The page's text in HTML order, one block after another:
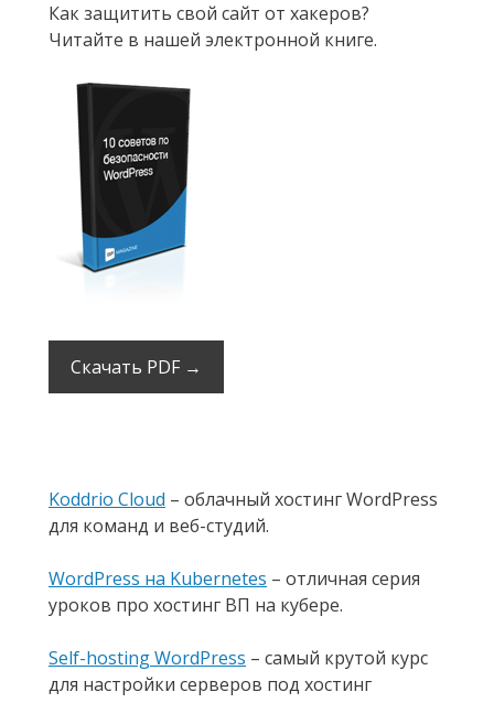
Как защитить свой сайт от хакеров?
Читайте в нашей электронной книге.
Скачать PDF →
Koddrio Cloud – облачный хостинг WordPress
для команд и веб-студий.
WordPress на Kubernetes – отличная серия
уроков про хостинг ВП на кубере.
Self-hosting WordPress – самый крутой курс
для настройки серверов под хостинг